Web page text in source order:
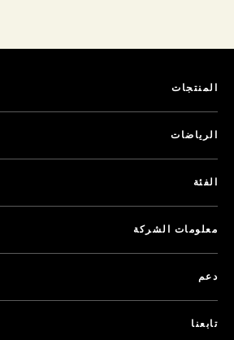
المنتجات
الرياضات
الفئة
معلومات الشركة
دعم
تابعنا